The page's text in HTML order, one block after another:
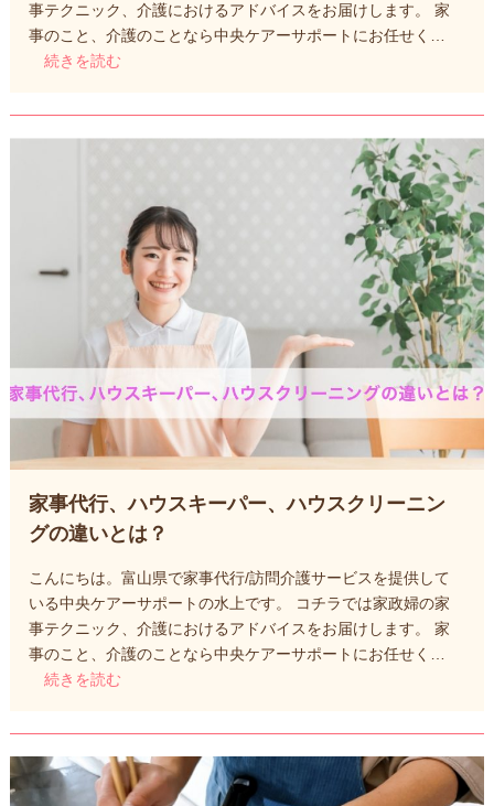
事テクニック、介護におけるアドバイスをお届けします。 家
事のこと、介護のことなら中央ケアーサポートにお任せく…
続きを読む
家事代行、ハウスキーパー、ハウスクリーニン
グの違いとは？
こんにちは。富山県で家事代行/訪問介護サービスを提供して
いる中央ケアーサポートの水上です。 コチラでは家政婦の家
事テクニック、介護におけるアドバイスをお届けします。 家
事のこと、介護のことなら中央ケアーサポートにお任せく…
続きを読む